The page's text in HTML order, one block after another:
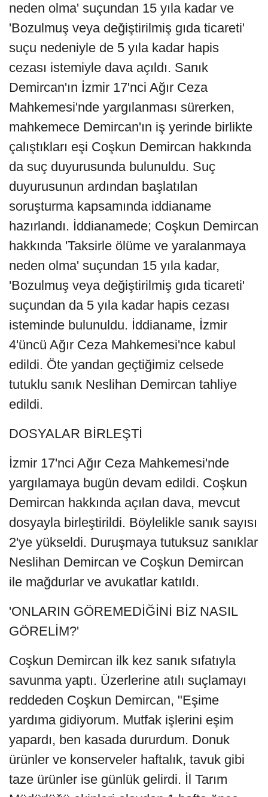
neden olma' suçundan 15 yıla kadar ve
'Bozulmuş veya değiştirilmiş gıda ticareti'
suçu nedeniyle de 5 yıla kadar hapis
cezası istemiyle dava açıldı. Sanık
Demircan'ın İzmir 17'nci Ağır Ceza
Mahkemesi'nde yargılanması sürerken,
mahkemece Demircan'ın iş yerinde birlikte
çalıştıkları eşi Coşkun Demircan hakkında
da suç duyurusunda bulunuldu. Suç
duyurusunun ardından başlatılan
soruşturma kapsamında iddianame
hazırlandı. İddianamede; Coşkun Demircan
hakkında 'Taksirle ölüme ve yaralanmaya
neden olma' suçundan 15 yıla kadar,
'Bozulmuş veya değiştirilmiş gıda ticareti'
suçundan da 5 yıla kadar hapis cezası
isteminde bulunuldu. İddianame, İzmir
4'üncü Ağır Ceza Mahkemesi'nce kabul
edildi. Öte yandan geçtiğimiz celsede
tutuklu sanık Neslihan Demircan tahliye
edildi.
DOSYALAR BİRLEŞTİ
İzmir 17'nci Ağır Ceza Mahkemesi'nde
yargılamaya bugün devam edildi. Coşkun
Demircan hakkında açılan dava, mevcut
dosyayla birleştirildi. Böylelikle sanık sayısı
2'ye yükseldi. Duruşmaya tutuksuz sanıklar
Neslihan Demircan ve Coşkun Demircan
ile mağdurlar ve avukatlar katıldı.
'ONLARIN GÖREMEDİĞİNİ BİZ NASIL
GÖRELİM?'
Coşkun Demircan ilk kez sanık sıfatıyla
savunma yaptı. Üzerlerine atılı suçlamayı
reddeden Coşkun Demircan, "Eşime
yardıma gidiyorum. Mutfak işlerini eşim
yapardı, ben kasada dururdum. Donuk
ürünler ve konserveler haftalık, tavuk gibi
taze ürünler ise günlük gelirdi. İl Tarım